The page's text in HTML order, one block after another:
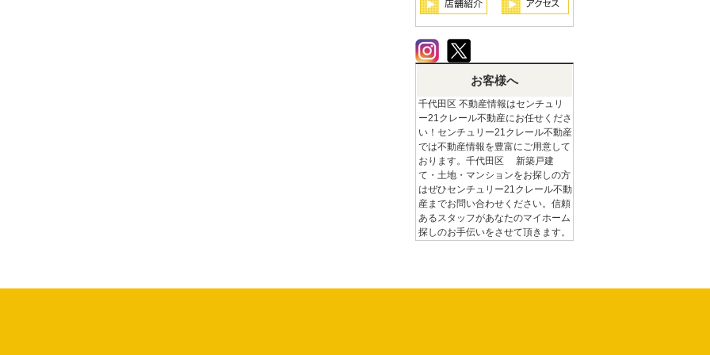
お客様へ
千代田区 不動産情報はセンチュリ
ー21クレール不動産にお任せくださ
い！センチュリー21クレール不動産
では不動産情報を豊富にご用意して
おります。千代田区 新築戸建
て・土地・マンションをお探しの方
はぜひセンチュリー21クレール不動
産までお問い合わせください。信頼
あるスタッフがあなたのマイホーム
探しのお手伝いをさせて頂きます。